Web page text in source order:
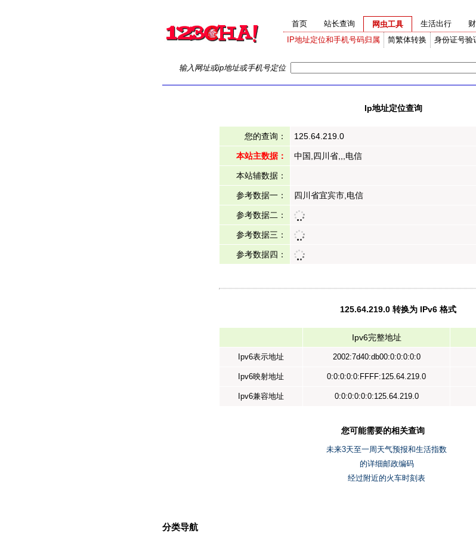
首页 站长查询
网虫工具
IP地址定位和手机号码归属
简繁体转换 身份证号验
生活出行
输入网址或ip地址或手机号定位
Ip地址定位查询
您的查询： 125.64.219.0
本站主数据： 中国,四川省,,,电信
本站辅数据：
参考数据一： 四川省宜宾市,电信
参考数据二：
参考数据三：
参考数据四：
125.64.219.0 转换为 IPv6 格式
Ipv6完整地址
Ipv6表示地址 2002:7d40:db00:0:0:0:0:0
Ipv6映射地址 0:0:0:0:0:FFFF:125.64.219.0
Ipv6兼容地址 0:0:0:0:0:0:125.64.219.0
您可能需要的相关查询
未来3天至一周天气预报和生活指数
的详细邮政编码
经过附近的火车时刻表
分类导航